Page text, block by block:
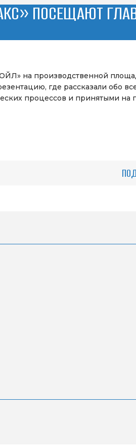
ПОСЕЩАЮТ
на производственной
где рассказали обо
процессов и принятыми на